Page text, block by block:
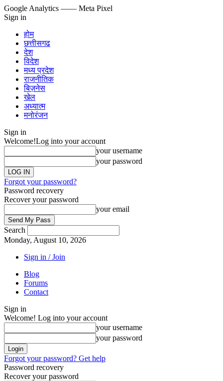
Google Analytics —— Meta Pixel
Sign in
होम
छत्तीसगढ
देश
विदेश
मध्य प्रदेश
राजनीतिक
बिज़नेस
खेल
अध्यात्म
मनोरंजन
Sign in
Welcome!Log into your account
your username
your password
Forgot your password?
Password recovery
Recover your password
your email
Search
Monday, August 10, 2026
Sign in / Join
Blog
Forums
Contact
Sign in
Welcome! Log into your account
your username
your password
Forgot your password? Get help
Password recovery
Recover your password